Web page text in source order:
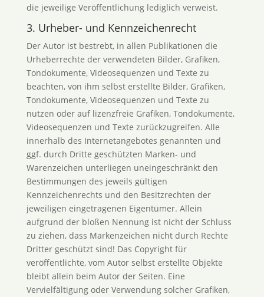
die jeweilige Veröffentlichung lediglich verweist.
3. Urheber- und Kennzeichenrecht
Der Autor ist bestrebt, in allen Publikationen die
Urheberrechte der verwendeten Bilder, Grafiken,
Tondokumente, Videosequenzen und Texte zu
beachten, von ihm selbst erstellte Bilder, Grafiken,
Tondokumente, Videosequenzen und Texte zu
nutzen oder auf lizenzfreie Grafiken, Tondokumente,
Videosequenzen und Texte zurückzugreifen. Alle
innerhalb des Internetangebotes genannten und
ggf. durch Dritte geschützten Marken- und
Warenzeichen unterliegen uneingeschränkt den
Bestimmungen des jeweils gültigen
Kennzeichenrechts und den Besitzrechten der
jeweiligen eingetragenen Eigentümer. Allein
aufgrund der bloßen Nennung ist nicht der Schluss
zu ziehen, dass Markenzeichen nicht durch Rechte
Dritter geschützt sind! Das Copyright für
veröffentlichte, vom Autor selbst erstellte Objekte
bleibt allein beim Autor der Seiten. Eine
Vervielfältigung oder Verwendung solcher Grafiken,